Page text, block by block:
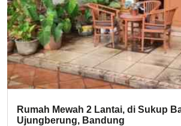
Rumah Mewah 2 Lantai, di Sukup
Ujungberung, Bandung